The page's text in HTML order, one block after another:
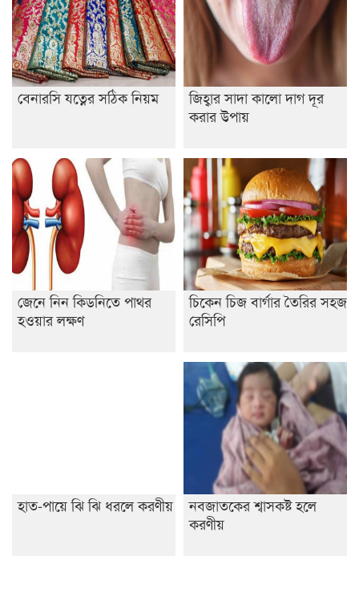
শেষ সময়ে ভোট কারচুরি অভিযোগ আবিদের
বেনারসি যত্নের সঠিক নিয়ম
জিহ্বার সাদা কালো দাগ দূর
করার উপায়
জেনে নিন কিডনিতে পাথর
হওয়ার লক্ষণ
চিকেন চিজ বার্গার তৈরির সহজ
রেসিপি
হাত-পায়ে ঝি ঝি ধরলে করণীয়
নবজাতকের শ্বাসকষ্ট হলে
করণীয়